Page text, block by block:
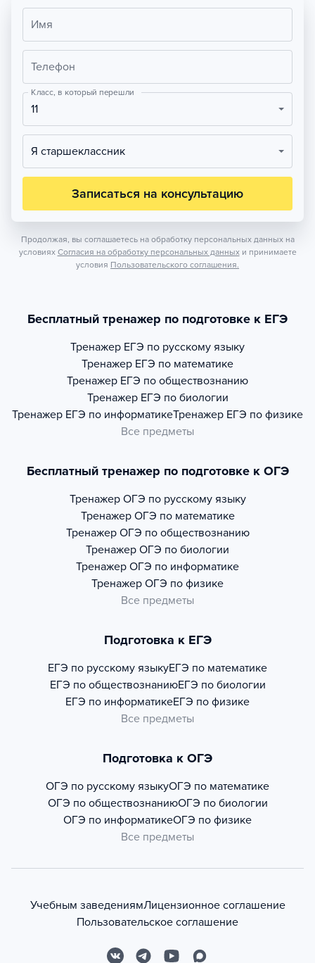
Имя
Телефон
Класс, в который перешли
11
Я старшеклассник
Записаться на консультацию
Продолжая, вы соглашаетесь на обработку персональных данных на
условиях Согласия на обработку персональных данных и принимаете
условия Пользовательского соглашения.
Бесплатный тренажер по подготовке к ЕГЭ
Тренажер ЕГЭ по русскому языку
Тренажер ЕГЭ по математике
Тренажер ЕГЭ по обществознанию
Тренажер ЕГЭ по биологии
Тренажер ЕГЭ по информатикеТренажер ЕГЭ по физике
Все предметы
Бесплатный тренажер по подготовке к ОГЭ
Тренажер ОГЭ по русскому языку
Тренажер ОГЭ по математике
Тренажер ОГЭ по обществознанию
Тренажер ОГЭ по биологии
Тренажер ОГЭ по информатике
Тренажер ОГЭ по физике
Все предметы
Подготовка к ЕГЭ
ЕГЭ по русскому языкуЕГЭ по математике
ЕГЭ по обществознаниюЕГЭ по биологии
ЕГЭ по информатикеЕГЭ по физике
Все предметы
Подготовка к ОГЭ
ОГЭ по русскому языкуОГЭ по математике
ОГЭ по обществознаниюОГЭ по биологии
ОГЭ по информатикеОГЭ по физике
Все предметы
Учебным заведениямЛицензионное соглашение
Пользовательское соглашение